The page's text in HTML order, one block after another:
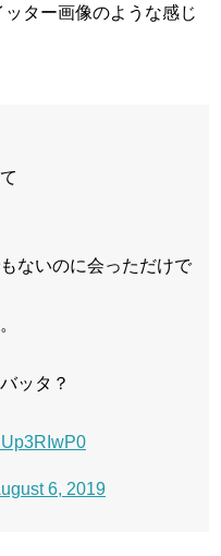
ター画像のような感じ
ないのに会っただけで
ッタ？
6, 2019